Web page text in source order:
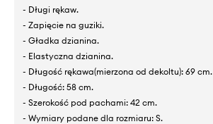
- Długi rękaw.
- Zapięcie na guziki.
- Gładka dzianina.
- Elastyczna dzianina.
- Długość rękawa(mierzona od dekoltu): 69 cm.
- Długość: 58 cm.
- Szerokość pod pachami: 42 cm.
- Wymiary podane dla rozmiaru: S.